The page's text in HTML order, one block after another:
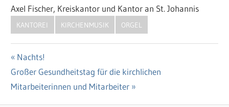
Axel Fischer, Kreiskantor und Kantor an St. Johannis
KANTOREI KIRCHENMUSIK ORGEL
Beitragsnavigation
Vorheriger
Beitrag:
Nachts!
Nächster
Beitrag:
Großer Gesundheitstag für die kirchlichen
Mitarbeiterinnen und Mitarbeiter